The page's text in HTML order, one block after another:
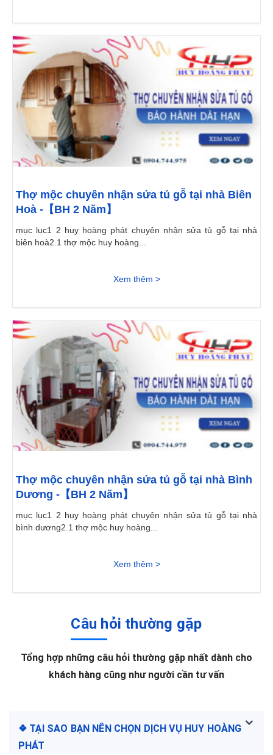
Thợ mộc chuyên nhận sửa tủ gỗ tại nhà Biên
Hoà -【BH 2 Năm】
mục lục1 2 huy hoàng phát chuyên nhận sửa tủ gỗ tại nhà
biên hoà2.1 thợ mộc huy hoàng...
Xem thêm >
Thợ mộc chuyên nhận sửa tủ gỗ tại nhà Bình
Dương -【BH 2 Năm】
mục lục1 2 huy hoàng phát chuyên nhận sửa tủ gỗ tại nhà
bình dương2.1 thợ mộc huy hoàng...
Xem thêm >
Câu hỏi thường gặp
Tổng hợp những câu hỏi thường gặp nhất dành cho
khách hàng cũng như người cần tư vấn
❖ TẠI SAO BẠN NÊN CHỌN DỊCH VỤ HUY HOÀNG
PHÁT